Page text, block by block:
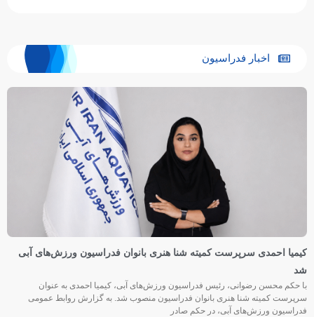
اخبار فدراسیون
کیمیا احمدی سرپرست کمیته شنا هنری بانوان فدراسیون ورزش‌های آبی
شد
با حکم محسن رضوانی، رئیس فدراسیون ورزش‌های آبی، کیمیا احمدی به عنوان
سرپرست کمیته شنا هنری بانوان فدراسیون منصوب شد. به گزارش روابط عمومی
فدراسیون ورزش‌های آبی، در حکم صادر